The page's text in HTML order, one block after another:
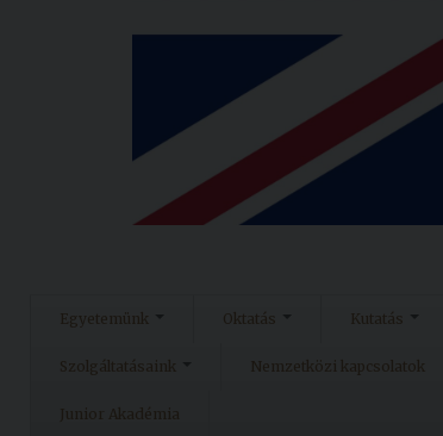
Egyetemünk Oktatás Kutatás
Szolgáltatásaink Nemzetközi kapcsolatok
Junior Akadémia